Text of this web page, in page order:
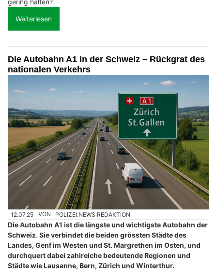
gering halten?
Weiterlesen
Die Autobahn A1 in der Schweiz – Rückgrat des
nationalen Verkehrs
12.07.25 VON POLIZEI.NEWS REDAKTION
Die Autobahn A1 ist die längste und wichtigste Autobahn der
Schweiz. Sie verbindet die beiden grössten Städte des
Landes, Genf im Westen und St. Margrethen im Osten, und
durchquert dabei zahlreiche bedeutende Regionen und
Städte wie Lausanne, Bern, Zürich und Winterthur.